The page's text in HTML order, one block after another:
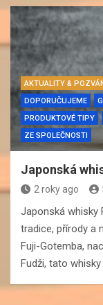
AKTUALITY &
DOPORUČUJEME
PRODUKTOVÉ TIPY
ZE SPOLEČNOSTI
Japonská
2 roky ago
Japonská whisky
tradice, přírody a
Fuji-Gotemba,
Fudži, tato